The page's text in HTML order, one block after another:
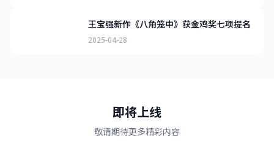
王宝强新作《八角笼中》获金鸡奖七项提名
2025-04-28
即将上线
敬请期待更多精彩内容